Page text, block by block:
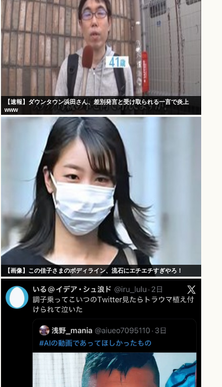
【速報】ダウンタウン浜田さん、差別発言と受け取られる一言で炎上
www
【画像】この佳子さまのボディライン、流石にエチエチすぎやろ！